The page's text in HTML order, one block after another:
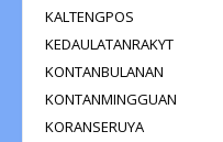
KALTENGPOS
KEDAULATANRAKYT
KONTANBULANAN
KONTANMINGGUAN
KORANSERUYA